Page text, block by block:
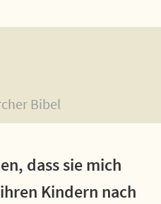
Bibel
dass sie mich
Kindern nach